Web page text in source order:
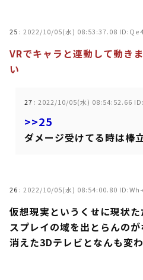
25 : 2022/10/05(水) 08:53:37.08
VRでキャラと連動して動き
い
27 : 2022/10/05(水) 08:54:52.66
>>25
ダメージ受けてる時は棒
26 : 2022/10/05(水) 08:54:00.80
仮想現実というくせに現状
スプレイの域を出とらんのが
消えた3Dテレビとなんも変